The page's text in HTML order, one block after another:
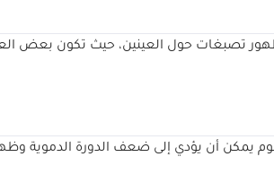
ظهور تصبغات حول العينين، حيث تكون بعض
أن يؤدي إلى ضعف الدورة الدموية